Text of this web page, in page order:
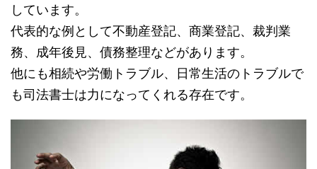
しています。
代表的な例として不動産登記、商業登記、裁判業
務、成年後見、債務整理などがあります。
他にも相続や労働トラブル、日常生活のトラブルで
も司法書士は力になってくれる存在です。